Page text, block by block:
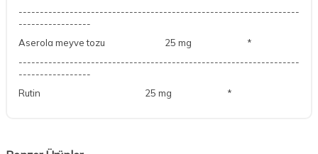
------------------------------------------------------------------
-----------------
Aserola meyve tozu 25 mg *
------------------------------------------------------------------
-----------------
Rutin 25 mg *